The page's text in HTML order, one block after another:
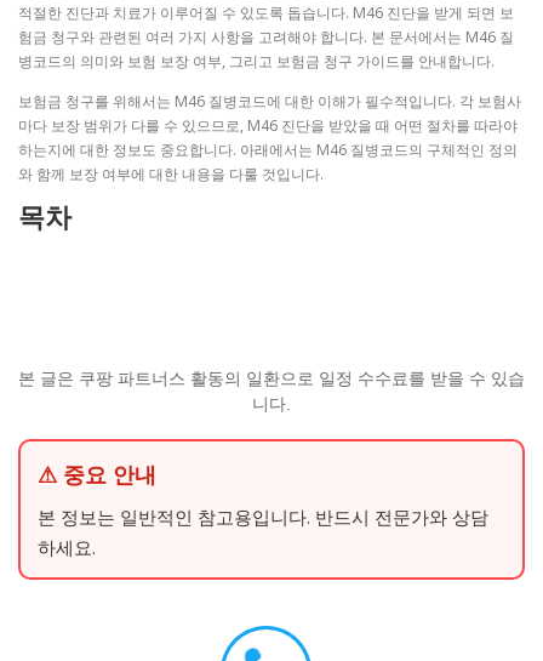
적절한 진단과 치료가 이루어질 수 있도록 돕습니다. M46 진단을 받게 되면 보
험금 청구와 관련된 여러 가지 사항을 고려해야 합니다. 본 문서에서는 M46 질
병코드의 의미와 보험 보장 여부, 그리고 보험금 청구 가이드를 안내합니다.
보험금 청구를 위해서는 M46 질병코드에 대한 이해가 필수적입니다. 각 보험사
마다 보장 범위가 다를 수 있으므로, M46 진단을 받았을 때 어떤 절차를 따라야
하는지에 대한 정보도 중요합니다. 아래에서는 M46 질병코드의 구체적인 정의
와 함께 보장 여부에 대한 내용을 다룰 것입니다.
목차
본 글은 쿠팡 파트너스 활동의 일환으로 일정 수수료를 받을 수 있습
니다.
⚠ 중요 안내
본 정보는 일반적인 참고용입니다. 반드시 전문가와 상담
하세요.